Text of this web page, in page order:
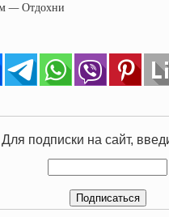
— Отдохни
подписки на сайт,